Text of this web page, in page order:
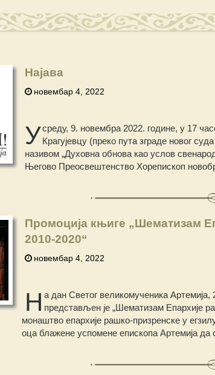
Најава
новембар 4, 2022
Усреду, 9. новембра 2022. године, у 17
Крагујевцу (преко пута зграде новог
називом „Духовна обнова као услов
Његово Преосвештенство Хорепископ
Промоција књиге „Шематизам
2010-2020“
новембар 4, 2022
Н а дан Светог великомученика
представљен је „Шематизам Епархије
монаштво епархије рашко-призренске у
оца блажене успомене епископа Артемија